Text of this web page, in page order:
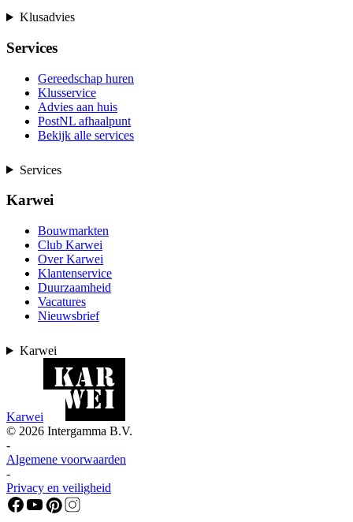
Klusadvies
Services
Gereedschap huren
Klusservice
Advies aan huis
PostNL afhaalpunt
Bekijk alle services
Services
Karwei
Bouwmarkten
Club Karwei
Over Karwei
Klantenservice
Duurzaamheid
Vacatures
Nieuwsbrief
Karwei
Karwei
© 2026 Intergamma B.V.
-
Algemene voorwaarden
-
Privacy en veiligheid